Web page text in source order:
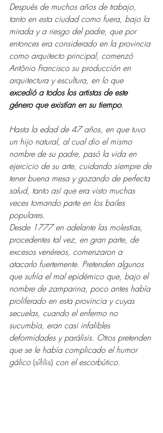
Después de muchos años de trabajo,
tanto en esta ciudad como fuera, bajo la
mirada y a riesgo del padre, que por
entonces era considerado en la provincia
como arquitecto principal, comenzó
Antônio Francisco su producción en
arquitectura y escultura, en lo que
excedió a todos los artistas de este
género que existían en su tiempo.
Hasta la edad de 47 años, en que tuvo
un hijo natural, al cual dio el mismo
nombre de su padre, pasó la vida en
ejercicio de su arte, cuidando siempre de
tener buena mesa y gozando de perfecta
salud, tanto así que era visto muchas
veces tomando parte en los bailes
populares.
Desde 1777 en adelante las molestias,
procedentes tal vez, en gran parte, de
excesos venéreos, comenzaron a
atacarlo fuertemente. Pretenden algunos
que sufría el mal epidémico que, bajo el
nombre de zamparina, poco antes había
proliferado en esta provincia y cuyas
secuelas, cuando el enfermo no
sucumbía, eran casi infalibles
deformidades y parálisis. Otros pretenden
que se le había complicado el humor
gálico (sífilis) con el escorbútico.